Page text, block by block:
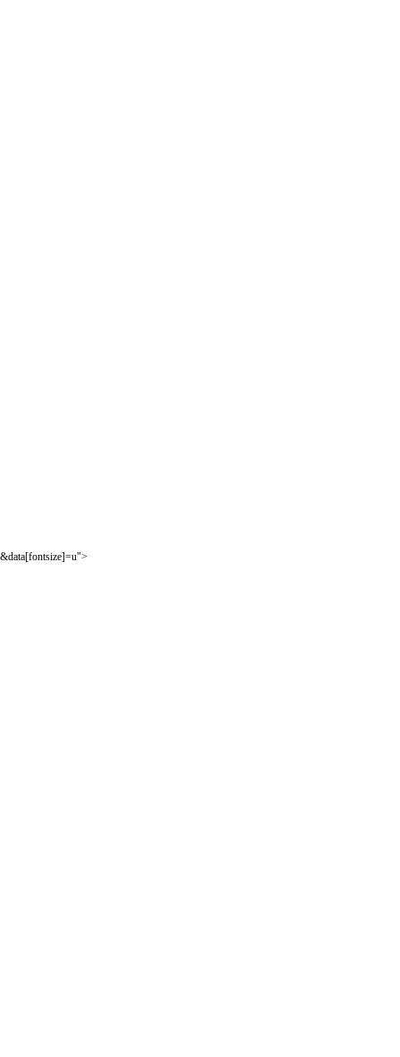
&data[fontsize]=u">